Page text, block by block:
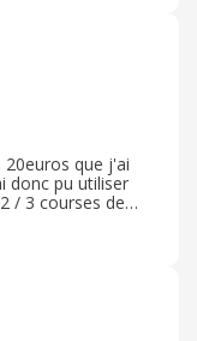
des
ne passe jamais
que j'ai
donc pu utiliser
/ 3 courses de
en
Je ne passe
temps. J'ai pu
de moi pour